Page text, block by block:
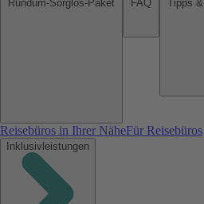
Reisebüros in Ihrer NäheFür Reisebüros
Inklusivleistungen